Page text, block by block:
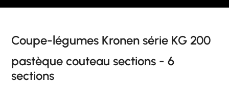
Coupe-légumes Kronen série KG 200
pastèque couteau sections - 6
sections